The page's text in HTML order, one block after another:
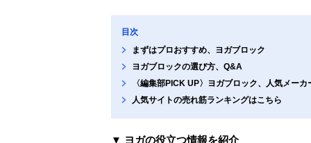
目次
まずはプロおすすめ、ヨガブロック
ヨガブロックの選び方、Q&A
〈編集部PICK UP〉ヨガブロック、人気メーカ
人気サイトの売れ筋ランキングはこちら
▼ ヨガの役立つ情報を紹介